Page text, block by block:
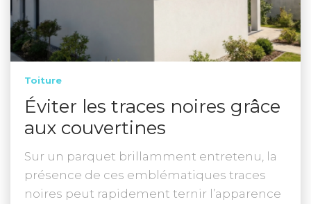
Toiture
Éviter les traces noires grâce
aux couvertines
Sur un parquet brillamment entretenu, la
présence de ces emblématiques traces
noires peut rapidement ternir l’apparence